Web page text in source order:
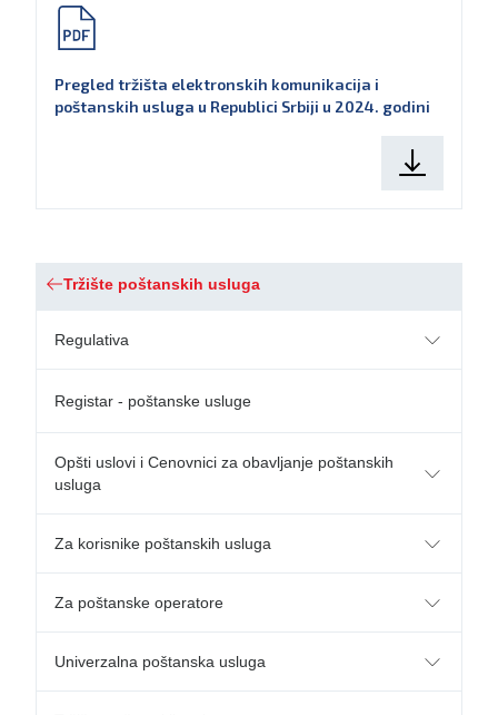
Tržište poštanskih usluga
Regulativa
Registar - poštanske usluge
Opšti uslovi i Cenovnici za obavljanje poštanskih
usluga
Za korisnike poštanskih usluga
Za poštanske operatore
Univerzalna poštanska usluga
Pregled tržišta elektronskih komunikacija i
poštanskih usluga u Republici Srbiji u 2024. godini